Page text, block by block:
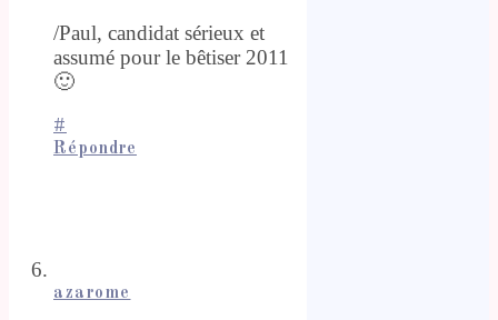
/Paul, candidat sérieux et
assumé pour le bêtiser 2011
🙂
#
Répondre
azarome